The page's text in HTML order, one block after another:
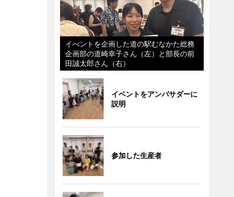
イべントを企画した道の駅むなかた総務
企画部の道崎幸子さん（左）と部長の前
田誠太郎さん（右）
イベントをアンバサダーに
説明
参加した生産者